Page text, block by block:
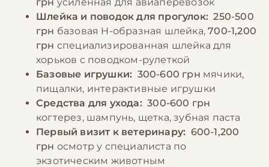
Шлейка и поводок для прогулок: 250-500
грн базовая H-образная шлейка,700-1,200
грн специализированная шлейка для
хорьков с поводком-рулеткой
Базовые игрушки: 300-600 грн мячики,
пищалки, интерактивные игрушки
Средства для ухода: 300-600 грн
когтерез, шампунь, щетка, зубная паста
Первый визит к ветеринару: 600-1,200
грн осмотр у специалиста по
экзотическим животным